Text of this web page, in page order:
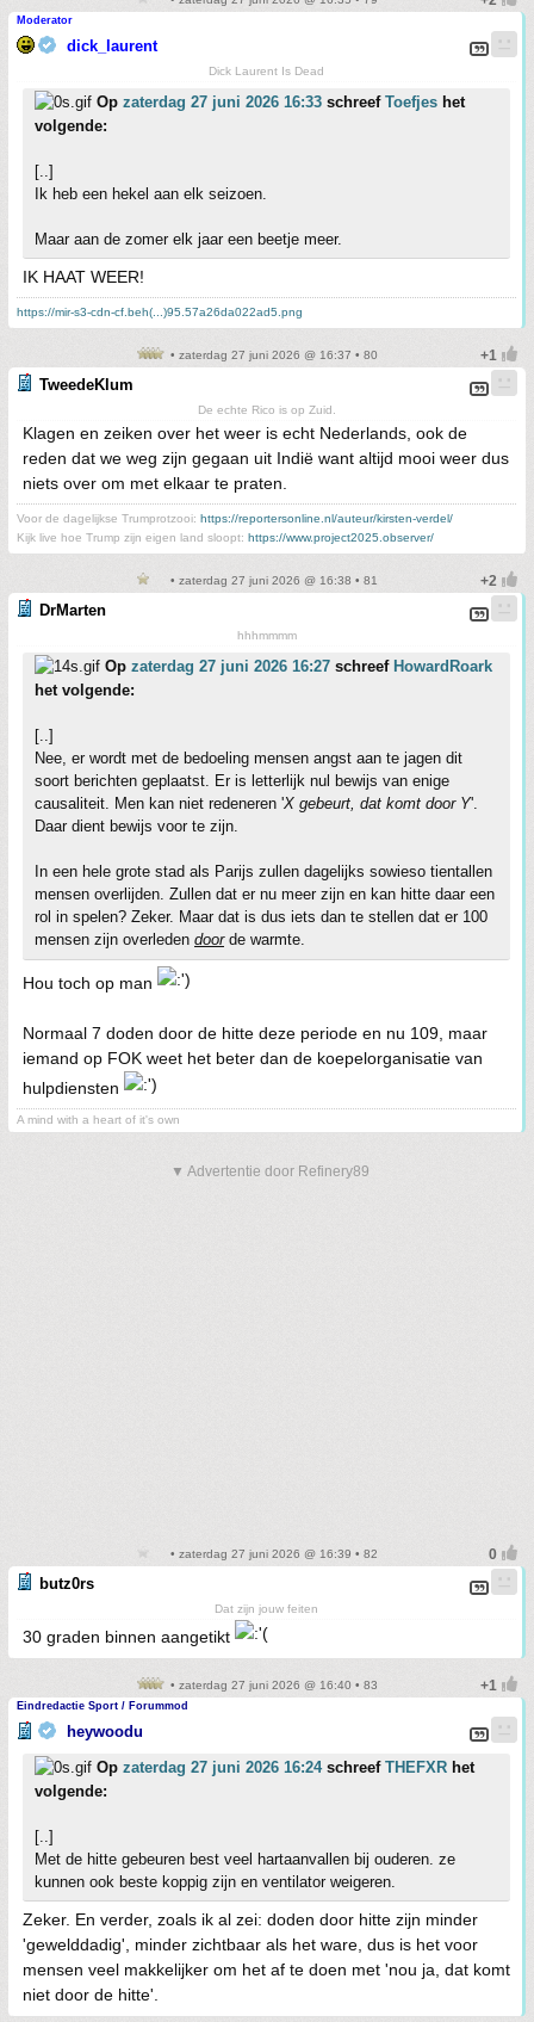
Moderator
dick_laurent
Dick Laurent Is Dead
Op zaterdag 27 juni 2026 16:33 schreef Toefjes het
volgende:
[..]
Ik heb een hekel aan elk seizoen.
Maar aan de zomer elk jaar een beetje meer.
IK HAAT WEER!
https://mir-s3-cdn-cf.beh(...)95.57a26da022ad5.png
• zaterdag 27 juni 2026 @ 16:37 • 80
TweedeKlum
De echte Rico is op Zuid.
Klagen en zeiken over het weer is echt Nederlands, ook de
reden dat we weg zijn gegaan uit Indië want altijd mooi weer dus
niets over om met elkaar te praten.
Voor de dagelijkse Trumprotzooi: https://reportersonline.nl/auteur/kirsten-verdel/
Kijk live hoe Trump zijn eigen land sloopt: https://www.project2025.observer/
• zaterdag 27 juni 2026 @ 16:38 • 81
DrMarten
hhhmmmm
Op zaterdag 27 juni 2026 16:27 schreef HowardRoark
het volgende:
[..]
Nee, er wordt met de bedoeling mensen angst aan te jagen dit
soort berichten geplaatst. Er is letterlijk nul bewijs van enige
causaliteit. Men kan niet redeneren 'X gebeurt, dat komt door Y'.
Daar dient bewijs voor te zijn.
In een hele grote stad als Parijs zullen dagelijks sowieso tientallen
mensen overlijden. Zullen dat er nu meer zijn en kan hitte daar een
rol in spelen? Zeker. Maar dat is dus iets dan te stellen dat er 100
mensen zijn overleden doorde warmte.
Hou toch op man
Normaal 7 doden door de hitte deze periode en nu 109, maar
iemand op FOK weet het beter dan de koepelorganisatie van
hulpdiensten
A mind with a heart of it's own
▼ Advertentie door Refinery89
• zaterdag 27 juni 2026 @ 16:39 • 82
butz0rs
Dat zijn jouw feiten
30 graden binnen aangetikt
• zaterdag 27 juni 2026 @ 16:40 • 83
Eindredactie Sport / Forummod
heywoodu
Op zaterdag 27 juni 2026 16:24schreef THEFXR het
volgende:
[..]
Met de hitte gebeuren best veel hartaanvallen bij ouderen. ze
kunnen ook beste koppig zijn en ventilator weigeren.
Zeker. En verder, zoals ik al zei: doden door hitte zijn minder
'gewelddadig', minder zichtbaar als het ware, dus is het voor
mensen veel makkelijker om het af te doen met 'nou ja, dat komt
niet door de hitte'.